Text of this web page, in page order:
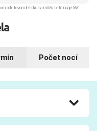
odletovom letisku sa môžu tieto údaje líšiť.
Počet nocí